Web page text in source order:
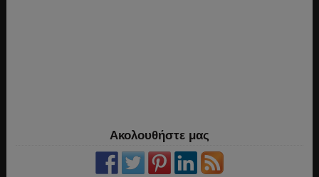
Ακολουθήστε μας